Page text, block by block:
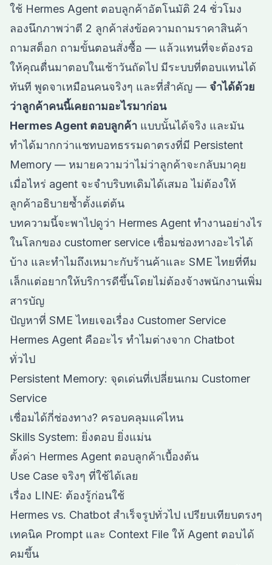
ใช้ Hermes Agent ตอบลูกค้าอัตโนมัติ 24 ชั่วโมง
ลองนึกภาพว่าตี 2 ลูกค้าส่งข้อความถามราคาสินค้า
ถามสต็อก ถามขั้นตอนสั่งซื้อ — แล้วแทนที่จะต้องรอ
ให้คุณตื่นมาตอบในเช้าวันถัดไป มีระบบที่ตอบแทนได้
ทันที พูดจาเหมือนคนจริงๆ และที่สำคัญ — จำได้ด้วย
ว่าลูกค้าคนนี้เคยถามอะไรมาก่อน
Hermes Agent ตอบลูกค้า แบบนั้นได้จริง และมัน
ทำได้มากกว่าแชทบอทธรรมดาตรงที่มี Persistent
Memory — หมายความว่าไม่ว่าลูกค้าจะกลับมาคุย
เมื่อไหร่ agent จะจำบริบทเดิมได้เสมอ ไม่ต้องให้
ลูกค้าอธิบายซ้ำตั้งแต่ต้น
บทความนี้จะพาไปดูว่า Hermes Agent ทำงานอย่างไร
ในโลกของ customer service เชื่อมช่องทางอะไรได้
บ้าง และทำไมถึงเหมาะกับร้านค้าและ SME ไทยที่ทีม
เล็กแต่อยากให้บริการดีขึ้นโดยไม่ต้องจ้างพนักงานเพิ่ม
สารบัญ
ปัญหาที่ SME ไทยเจอเรื่อง Customer Service
Hermes Agent คืออะไร ทำไมต่างจาก Chatbot
ทั่วไป
Persistent Memory: จุดเด่นที่เปลี่ยนเกม Customer
Service
เชื่อมได้กี่ช่องทาง? ครอบคลุมแค่ไหน
Skills System: ยิ่งตอบ ยิ่งแม่น
ตั้งค่า Hermes Agent ตอบลูกค้าเบื้องต้น
Use Case จริงๆ ที่ใช้ได้เลย
เรื่อง LINE: ต้องรู้ก่อนใช้
Hermes vs. Chatbot สำเร็จรูปทั่วไป เปรียบเทียบตรงๆ
เทคนิค Prompt และ Context File ให้ Agent ตอบได้
คมขึ้น